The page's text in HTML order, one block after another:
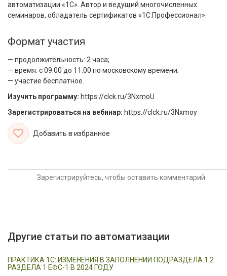
автоматизации «1С». Автор и ведущий многочисленных
семинаров, обладатель сертификатов «1С:Профессионал».
Формат участия
— продолжительность: 2 часа;
— время: с 09:00 до 11:00 по московскому времени;
— участие бесплатное.
Изучить программу: https://clck.ru/3NxmoU
Зарегистрироваться на вебинар: https://clck.ru/3Nxmoy
Добавить в избранное
Зарегистрируйтесь, чтобы оставить комментарий
Другие статьи по автоматизации
ПРАКТИКА 1С: ИЗМЕНЕНИЯ В ЗАПОЛНЕНИИ ПОДРАЗДЕЛА 1.2
РАЗДЕЛА 1 ЕФС-1 В 2024 ГОДУ